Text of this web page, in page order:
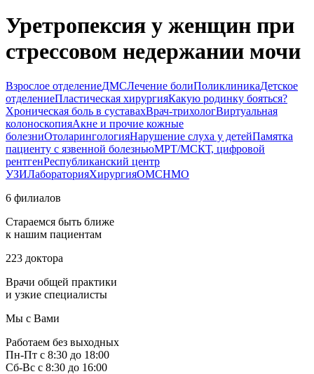
Уретропексия у женщин при
стрессовом недержании мочи
Взрослое отделениеДМСЛечение болиПоликлиникаДетское
отделениеПластическая хирургияКакую родинку бояться?
Хроническая боль в суставахВрач-трихологВиртуальная
колоноскопияАкне и прочие кожные
болезниОтоларингологияНарушение слуха у детейПамятка
пациенту с язвенной болезньюМРТ/МСКТ, цифровой
рентгенРеспубликанский центр
УЗИЛабораторияХирургияОМСНМО
6 филиалов
Стараемся быть ближе
к нашим пациентам
223 доктора
Врачи общей практики
и узкие специалисты
Мы с Вами
Работаем без выходных
Пн-Пт с 8:30 до 18:00
Сб-Вс с 8:30 до 16:00